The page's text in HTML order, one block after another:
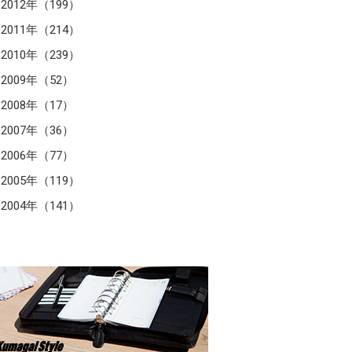
2012年（199）
2011年（214）
2010年（239）
2009年（52）
2008年（17）
2007年（36）
2006年（77）
2005年（119）
2004年（141）